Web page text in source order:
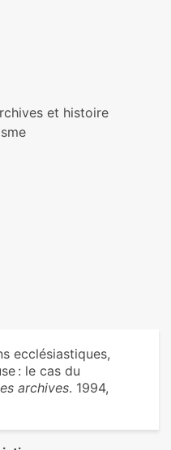
et histoire
ecclésiastiques,
: le cas du
archives. 1994,